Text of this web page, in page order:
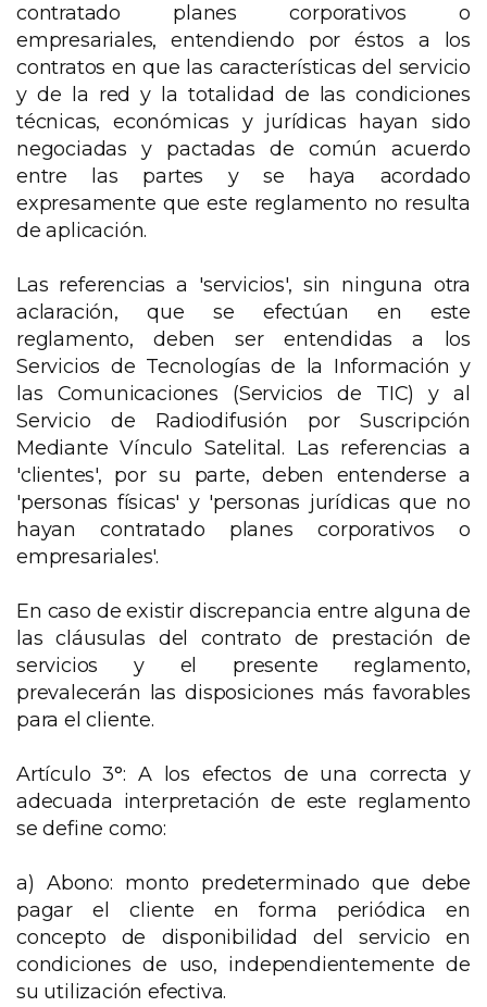
contratado planes corporativos o
empresariales, entendiendo por éstos a los
contratos en que las características del servicio
y de la red y la totalidad de las condiciones
técnicas, económicas y jurídicas hayan sido
negociadas y pactadas de común acuerdo
entre las partes y se haya acordado
expresamente que este reglamento no resulta
de aplicación.
Las referencias a 'servicios', sin ninguna otra
aclaración, que se efectúan en este
reglamento, deben ser entendidas a los
Servicios de Tecnologías de la Información y
las Comunicaciones (Servicios de TIC) y al
Servicio de Radiodifusión por Suscripción
Mediante Vínculo Satelital. Las referencias a
'clientes', por su parte, deben entenderse a
'personas físicas' y 'personas jurídicas que no
hayan contratado planes corporativos o
empresariales'.
En caso de existir discrepancia entre alguna de
las cláusulas del contrato de prestación de
servicios y el presente reglamento,
prevalecerán las disposiciones más favorables
para el cliente.
Artículo 3°: A los efectos de una correcta y
adecuada interpretación de este reglamento
se define como:
a) Abono: monto predeterminado que debe
pagar el cliente en forma periódica en
concepto de disponibilidad del servicio en
condiciones de uso, independientemente de
su utilización efectiva.